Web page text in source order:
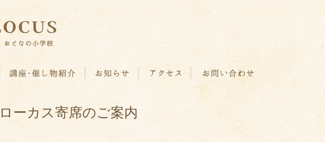
ーカス寄席のご案内